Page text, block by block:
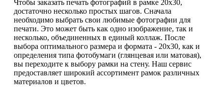
Чтобы заказать печать фотографий в рамке 20х30,
достаточно несколько простых шагов. Сначала
необходимо выбрать свои любимые фотографии для
печати. Это может быть как одно изображение, так и
несколько, объединенных в единый коллаж. После
выбора оптимального размера и формата - 20х30, как и
определения типа фотобумаги (глянцевая или матовая),
вы переходите к выбору рамки на стену. Наш сервис
предоставляет широкий ассортимент рамок различных
материалов и цветов.